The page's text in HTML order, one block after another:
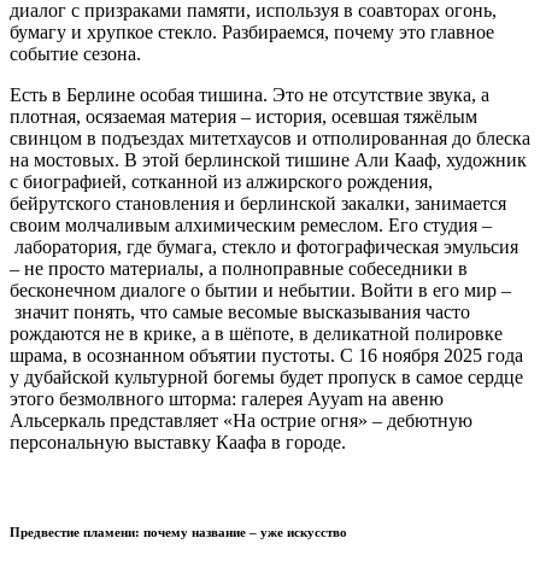
диалог с призраками памяти, используя в соавторах огонь,
бумагу и хрупкое стекло. Разбираемся, почему это главное
событие сезона.
Есть в Берлине особая тишина. Это не отсутствие звука, а
плотная, осязаемая материя – история, осевшая тяжёлым
свинцом в подъездах митетхаусов и отполированная до блеска
на мостовых. В этой берлинской тишине Али Кааф, художник
с биографией, сотканной из алжирского рождения,
бейрутского становления и берлинской закалки, занимается
своим молчаливым алхимическим ремеслом. Его студия –
лаборатория, где бумага, стекло и фотографическая эмульсия
– не просто материалы, а полноправные собеседники в
бесконечном диалоге о бытии и небытии. Войти в его мир –
значит понять, что самые весомые высказывания часто
рождаются не в крике, а в шёпоте, в деликатной полировке
шрама, в осознанном объятии пустоты. С 16 ноября 2025 года
у дубайской культурной богемы будет пропуск в самое сердце
этого безмолвного шторма: галерея Ayyam на авеню
Альсеркаль представляет «На острие огня» – дебютную
персональную выставку Каафа в городе.
Предвестие пламени: почему название – уже искусство